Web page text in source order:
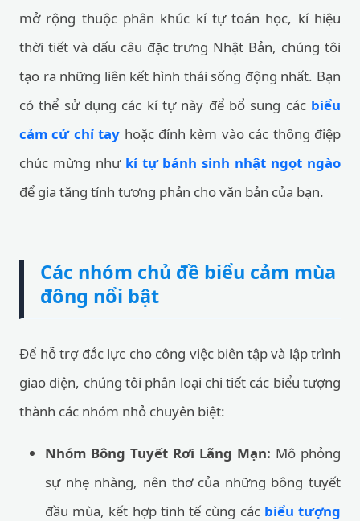
mở rộng thuộc phân khúc kí tự toán học, kí hiệu
thời tiết và dấu câu đặc trưng Nhật Bản, chúng tôi
tạo ra những liên kết hình thái sống động nhất. Bạn
có thể sử dụng các kí tự này để bổ sung các biểu
cảm cử chỉ tay hoặc đính kèm vào các thông điệp
chúc mừng như kí tự bánh sinh nhật ngọt ngào
để gia tăng tính tương phản cho văn bản của bạn.
Các nhóm chủ đề biểu cảm mùa
đông nổi bật
Để hỗ trợ đắc lực cho công việc biên tập và lập trình
giao diện, chúng tôi phân loại chi tiết các biểu tượng
thành các nhóm nhỏ chuyên biệt:
Nhóm Bông Tuyết Rơi Lãng Mạn: Mô phỏng
sự nhẹ nhàng, nên thơ của những bông tuyết
đầu mùa, kết hợp tinh tế cùng các biểu tượng